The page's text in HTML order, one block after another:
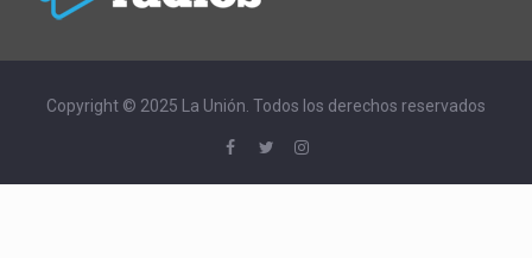
Copyright © 2025 La Unión. Todos los derechos reservados